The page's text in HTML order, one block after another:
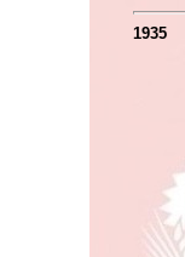
1935